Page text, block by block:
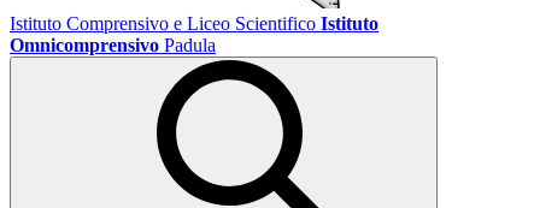
Istituto Comprensivo e Liceo Scientifico Istituto
Omnicomprensivo Padula